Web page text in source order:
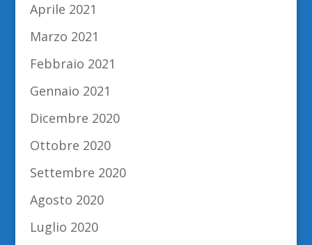
Aprile 2021
Marzo 2021
Febbraio 2021
Gennaio 2021
Dicembre 2020
Ottobre 2020
Settembre 2020
Agosto 2020
Luglio 2020